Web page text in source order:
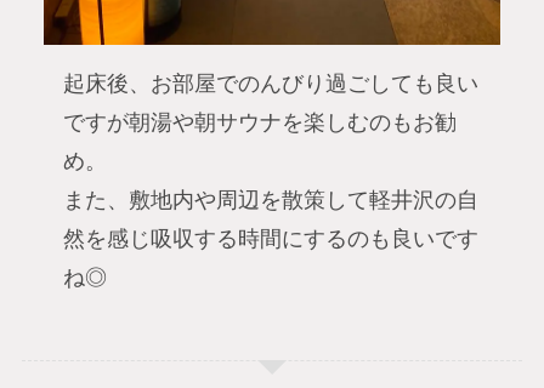
起床後、お部屋でのんびり過ごしても良い
ですが朝湯や朝サウナを楽しむのもお勧
め。
また、敷地内や周辺を散策して軽井沢の自
然を感じ吸収する時間にするのも良いです
ね◎